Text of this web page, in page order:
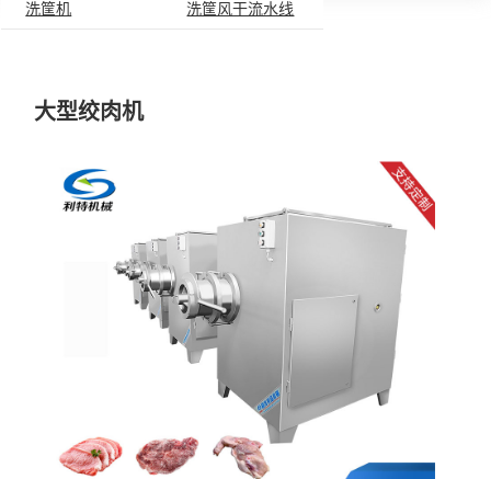
容器清洗设备
洗筐机 洗筐风干流水线
大型绞肉机